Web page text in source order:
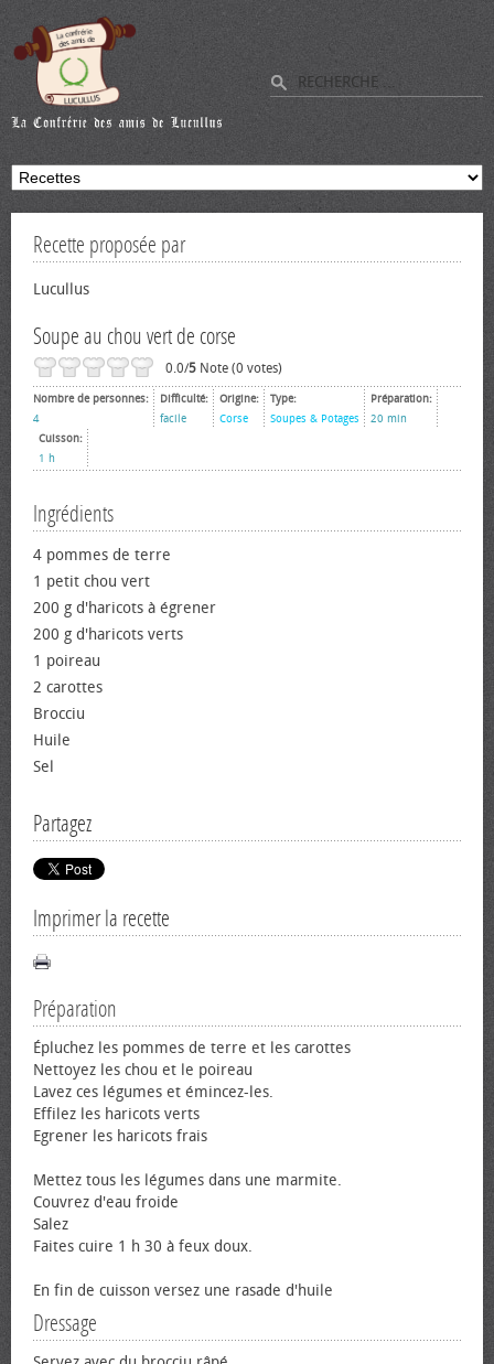
Recette proposée par
Lucullus
Soupe au chou vert de corse
0.0/5 Note (0 votes)
Nombre de personnes:
4
Difficulté:
facile
Origine:
Corse
Type:
Soupes & Potages
Préparation:
20 min
Cuisson:
1 h
Ingrédients
4 pommes de terre
1 petit chou vert
200 g d'haricots à égrener
200 g d'haricots verts
1 poireau
2 carottes
Brocciu
Huile
Sel
Partagez
Imprimer la recette
Préparation
Épluchez les pommes de terre et les carottes
Nettoyez les chou et le poireau
Lavez ces légumes et émincez-les.
Effilez les haricots verts
Egrener les haricots frais
Mettez tous les légumes dans une marmite.
Couvrez d'eau froide
Salez
Faites cuire 1 h 30 à feux doux.
En fin de cuisson versez une rasade d'huile
Dressage